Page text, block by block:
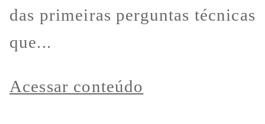
das primeiras perguntas técnicas
que...
Acessar conteúdo